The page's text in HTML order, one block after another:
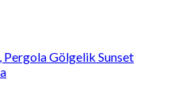
Pergola Gölgelik Sunset